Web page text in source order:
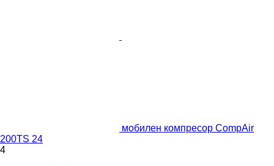
мобилен компресор CompAir
200TS 24
4